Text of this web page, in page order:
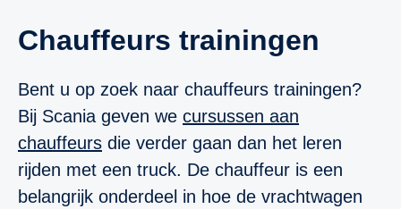
chauffeurs trainingen
Bent u op zoek naar chauffeurs trainingen?
Bij Scania geven we cursussen aan
chauffeurs die verder gaan dan het leren
rijden met een truck. De chauffeur is een
belangrijk onderdeel in hoe de vrachtwagen